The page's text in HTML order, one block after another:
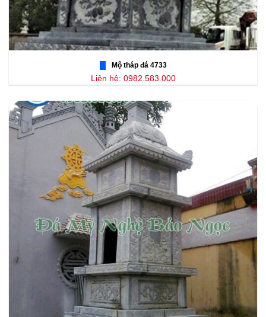
Mộ tháp đá 4733
Liên hệ: 0982.583.000